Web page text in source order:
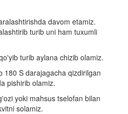
davom etamiz.
turib uni ham tuxumli
turib aylana chizib olamiz.
180 S darajagacha qizdirilgan
pishirib olamiz.
yoki mahsus tselofan bilan
solamiz.